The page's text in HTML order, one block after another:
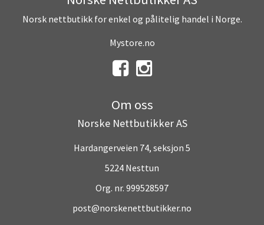
Norsk nettbutikk for enkel og pålitelig handel i Norge.
Mystore.no
Om oss
Norske Nettbutikker AS
Hardangerveien 74, seksjon 5
5224 Nesttun
Org. nr. 999528597
post@norskenettbutikker.no